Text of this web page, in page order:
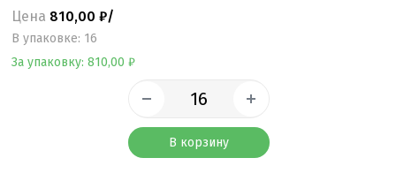
Цена 810,00 ₽/
B упаковке: 16
За упаковку: 810,00 ₽
В корзину